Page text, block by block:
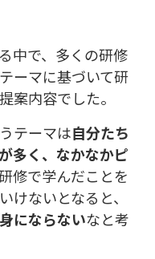
中で、多くの研修
ーマに基づいて研
案内容でした。
テーマは自分たち
多く、なかなかピ
修で学んだことを
けないとなると、
にならないなと考